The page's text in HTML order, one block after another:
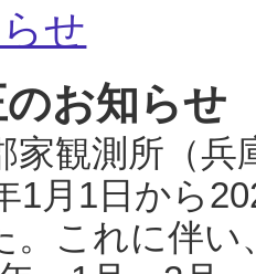
せ
お知らせ
家観測所（
1月1日から
。これに伴い